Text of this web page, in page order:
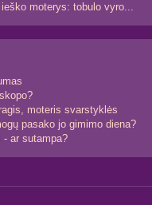
moterys: tobulo vyro...
moteris svarstyklės
pasako jo gimimo diena?
- ar sutampa?